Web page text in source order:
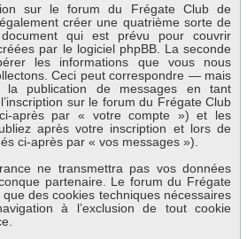
sur le forum du Frégate Club de
créer une quatrième sorte de
qui est prévu pour couvrir
par le logiciel phpBB. La seconde
les informations que vous nous
Ceci peut correspondre — mais
publication de messages en tant
sur le forum du Frégate Club
après par « votre compte ») et les
après votre inscription et lors de
ci-après par « vos messages »).
ne transmettra pas vos données
partenaire. Le forum du Frégate
des cookies techniques nécessaires
à l’exclusion de tout cookie